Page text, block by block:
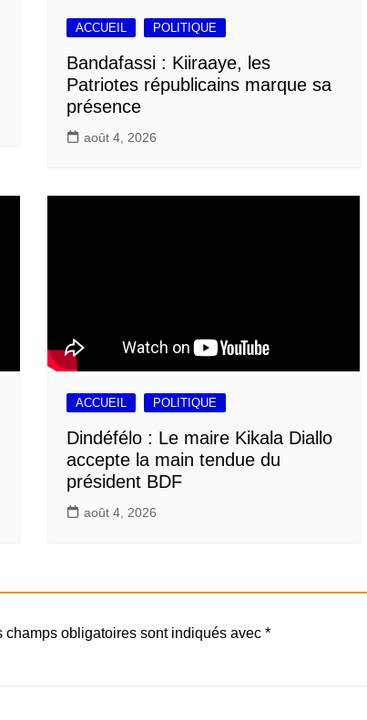
ACCUEIL POLITIQUE
Bandafassi : Kiiraaye, les
Patriotes républicains marque sa
présence
août 4, 2026
ACCUEIL POLITIQUE
Dindéfélo : Le maire Kikala Diallo
accepte la main tendue du
président BDF
août 4, 2026
champs obligatoires sont indiqués avec *